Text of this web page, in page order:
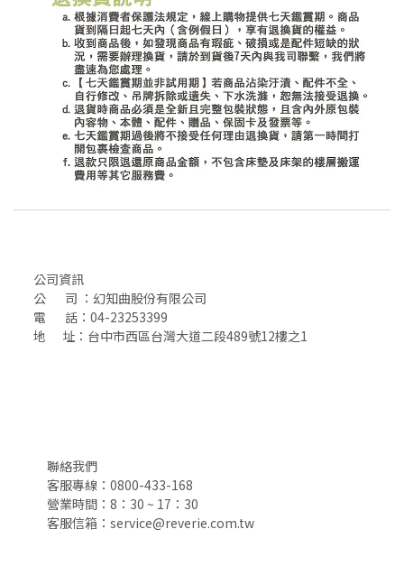
公司資訊
公 司 ：幻知曲股份有限公司
電 話：04-23253399
地 址：台中市西區台灣大道二段489號12樓之1
聯絡我們
客服專線：0800-433-168
營業時間：8：30 ~ 17：30
客服信箱：service@reverie.com.tw